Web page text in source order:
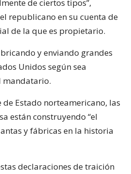
de ciertos tipos”,
republicano en su cuenta de
de la que es propietario.
y enviando grandes
Unidos según sea
mandatario.
de Estado norteamericano, las
están construyendo “el
y fábricas en la historia
declaraciones de traición